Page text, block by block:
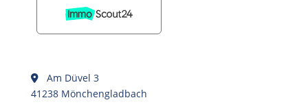
Am Düvel 3
41238 Mönchengladbach